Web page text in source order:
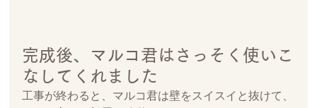
完成後、マルコ君はさっそく使いこ
なしてくれました
工事が終わると、マルコ君は壁をスイスイと抜けて、